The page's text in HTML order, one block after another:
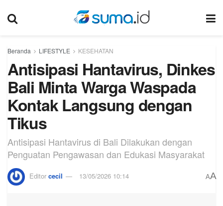
Beranda LIFESTYLE KESEHATAN
Antisipasi Hantavirus, Dinkes
Bali Minta Warga Waspada
Kontak Langsung dengan
Tikus
Antisipasi Hantavirus di Bali Dilakukan dengan
Penguatan Pengawasan dan Edukasi Masyarakat
Editor cecil 13/05/2026 10:14 AA